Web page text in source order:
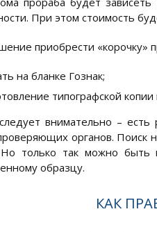
При этом стоимость
приобрести «корочку»
на бланке Гознак;
типографской
внимательно –
органов. Поиск
только так можно быть
образцу.
КАК